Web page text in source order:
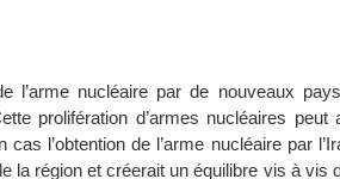
l’arme nucléaire par de nouveaux
prolifération d’armes nucléaires peut
l’obtention de l’arme nucléaire par
la région et créerait un équilibre vis à vis